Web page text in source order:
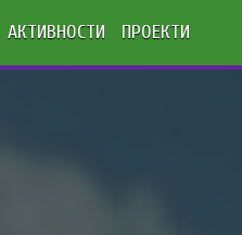
АКТИВНОСТИ ПРОЕКТИ